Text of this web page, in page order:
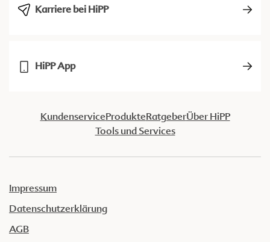
Karriere bei HiPP
HiPP App
KundenserviceProdukteRatgeberÜber HiPP
Tools und Services
Impressum
Datenschutzerklärung
AGB